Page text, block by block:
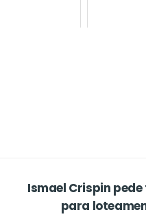
Ismael Crispin
para